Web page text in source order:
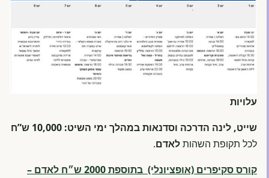
עלויות
שייט, לינה הדרכה וסדנאות במהלך ימי השיט: 10,000 ש”ח
לכל תקופת השהותלאדם.
קורס סקיפרים (אופציונלי) בתוספת2000 ש״ח לאדם –